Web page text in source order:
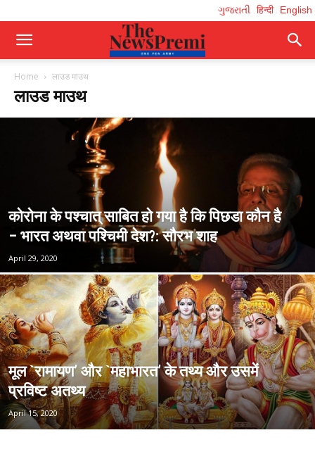
ગુજરાતી हिन्दी English
Home लाउड माउथ
लाउड माउथ
कोरोना के पश्चात् साबित हो गया है कि पिछडा कौन है
– भारत अथवा पश्चिमी देश?: सौरभ शाह
April 29, 2020
मूल `रामायण’ और `महाभारत’ के तथ्य और उसमें
प्रविष्ट अतथ्य
April 15, 2020